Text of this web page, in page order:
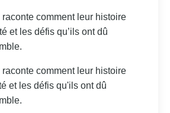
raconte comment leur histoire
et les défis qu’ils ont dû
raconte comment leur histoire
et les défis qu'ils ont dû